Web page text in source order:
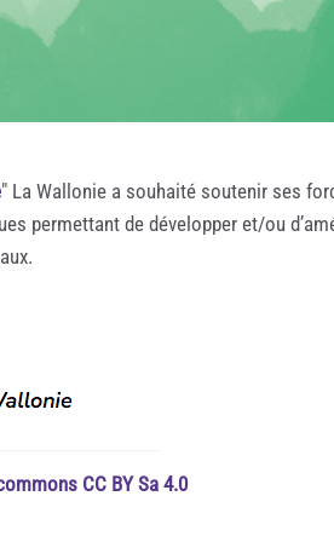
" La Wallonie a souhaité soutenir ses
permettant de développer et/ou
CC BY Sa 4.0